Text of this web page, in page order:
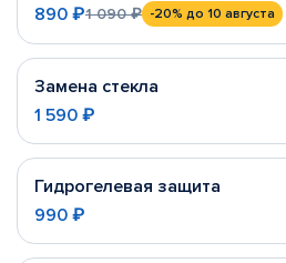
890 ₽1 090 ₽ -20% до 10 августа
Замена стекла
1 590 ₽
Гидрогелевая защита
990 ₽